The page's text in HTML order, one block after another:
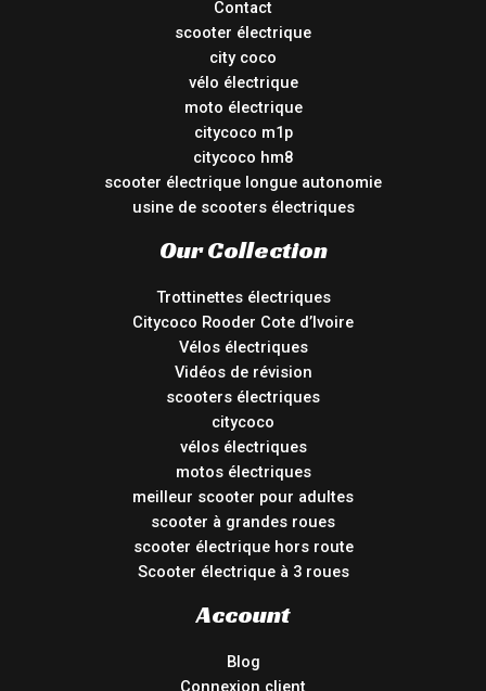
Contact
scooter électrique
city coco
vélo électrique
moto électrique
citycoco m1p
citycoco hm8
scooter électrique longue autonomie
usine de scooters électriques
Our Collection
Trottinettes électriques
Citycoco Rooder Cote d’Ivoire
Vélos électriques
Vidéos de révision
scooters électriques
citycoco
vélos électriques
motos électriques
meilleur scooter pour adultes
scooter à grandes roues
scooter électrique hors route
Scooter électrique à 3 roues
Account
Blog
Connexion client